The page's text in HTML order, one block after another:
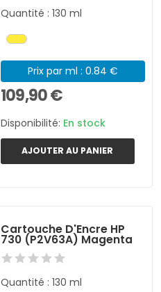
Quantité : 130 ml
Prix par ml : 0.84 €
109,90 €
Disponibilité: En stock
AJOUTER AU PANIER
Cartouche D'Encre HP
730 (P2V63A) Magenta
Quantité : 130 ml